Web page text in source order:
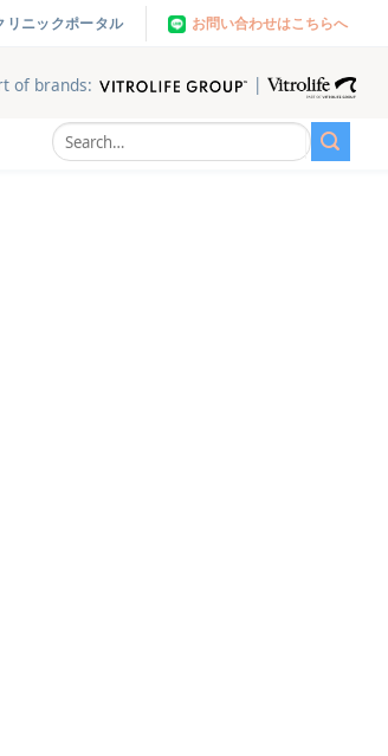
リニックポータル お問い合わせはこちらへ
of brands: |